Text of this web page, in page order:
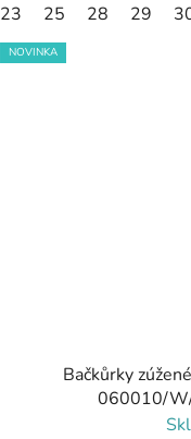
23 25 28 29
NOVINKA
Bačkůrky
060010/